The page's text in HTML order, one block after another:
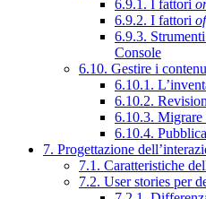
6.9.1. I fattori
6.9.2. I fattori
6.9.3.
Console
6.10. Gestire i
6.10.1.
6.10.2.
6.10.3. Migrare
6.10.4.
7. Progettazione
7.1. Caratteristiche
7.2. User stories per